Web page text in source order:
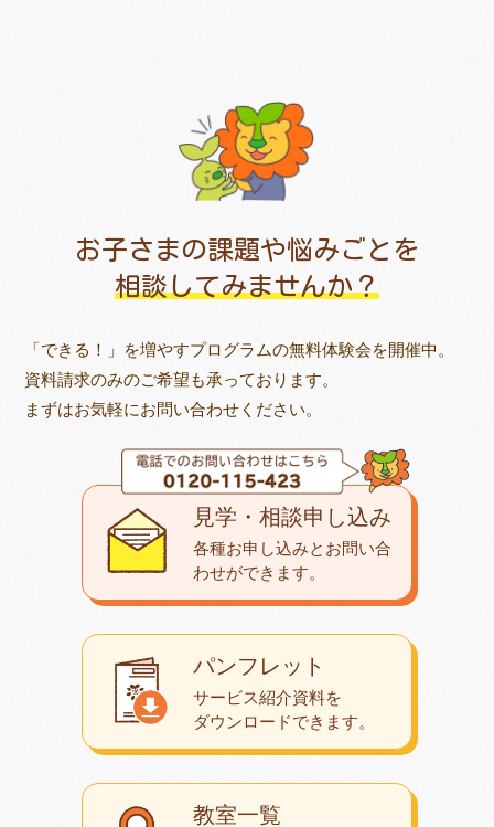
お子さまの課題や悩みごとを
相談してみませんか？
「できる！」を増やすプログラムの無料体験会を開催中。
資料請求のみのご希望も承っております。
まずはお気軽にお問い合わせください。
教室一覧
パンフレット
サービス紹介資料を
ダウンロードできます。
見学・相談申し込み
各種お申し込みとお問い合
わせができます。